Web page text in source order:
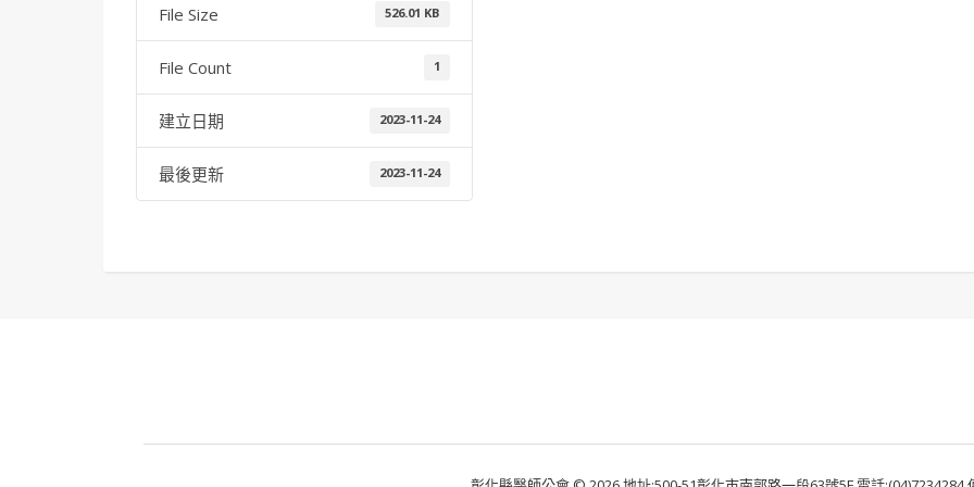
File Size 526.01 KB
File Count 1
建立日期 2023-11-24
最後更新 2023-11-24